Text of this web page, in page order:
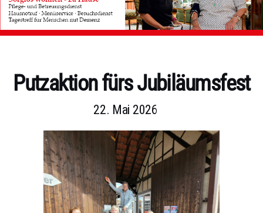
Kategorien
Putzaktion fürs Jubiläumsfest
22. Mai 2026